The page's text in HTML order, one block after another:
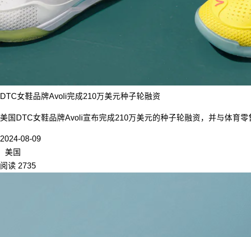
DTC女鞋品牌Avoli完成210万美元种子轮融资
美国DTC女鞋品牌Avoli宣布完成210万美元的种子轮融资，并与体育零
2024-08-09
美国
阅读 2735